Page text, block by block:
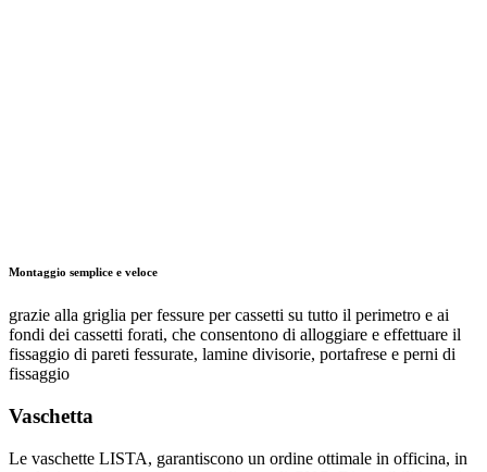
Montaggio semplice e veloce
grazie alla griglia per fessure per cassetti su tutto il perimetro e ai
fondi dei cassetti forati, che consentono di alloggiare e effettuare il
fissaggio di pareti fessurate, lamine divisorie, portafrese e perni di
fissaggio
Vaschetta
Le vaschette LISTA, garantiscono un ordine ottimale in officina, in